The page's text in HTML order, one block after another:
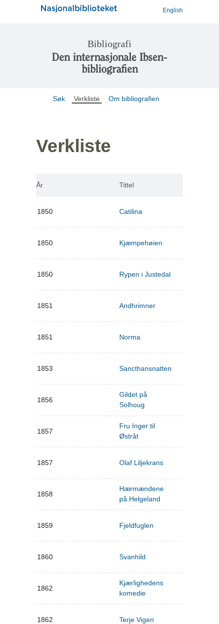
English
Bibliografi
Den internasjonale Ibsen-
bibliografien
Søk Verkliste Om bibliografien
Verkliste
År Tittel
1850 Catilina
1850 Kjæmpehøien
1850 Rypen i Justedal
1851 Andhrimner
1851 Norma
1853 Sancthansnatten
1856
Gildet på
Solhoug
1857
Fru Inger til
Østråt
1857 Olaf Liljekrans
1858
Hærmændene
på Helgeland
1859 Fjeldfuglen
1860 Svanhild
1862
Kjærlighedens
komedie
1862 Terje Vigen